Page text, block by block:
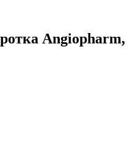
Angiopharm,